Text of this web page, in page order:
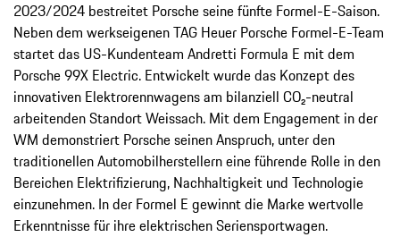
2023/2024 bestreitet Porsche seine fünfte Formel-E-Saison.
Neben dem werkseigenen TAG Heuer Porsche Formel-E-Team
startet das US-Kundenteam Andretti Formula E mit dem
Porsche 99X Electric. Entwickelt wurde das Konzept des
innovativen Elektrorennwagens am bilanziell CO₂-neutral
arbeitenden Standort Weissach. Mit dem Engagement in der
WM demonstriert Porsche seinen Anspruch, unter den
traditionellen Automobilherstellern eine führende Rolle in den
Bereichen Elektrifizierung, Nachhaltigkeit und Technologie
einzunehmen. In der Formel E gewinnt die Marke wertvolle
Erkenntnisse für ihre elektrischen Seriensportwagen.